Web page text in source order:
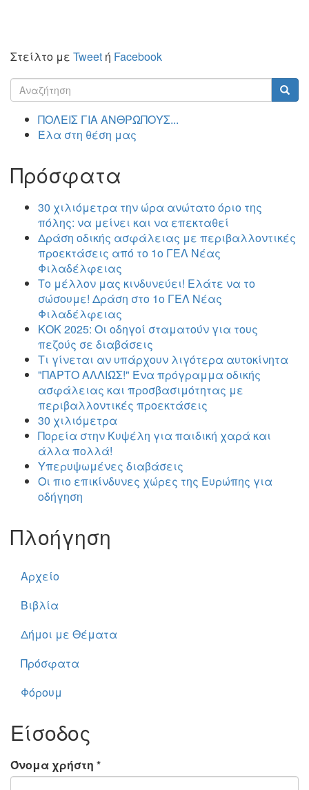
Στείλτο με Tweet ή Facebook
Φόρμα
αναζήτησης
ΠΟΛΕΙΣ ΓΙΑ ΑΝΘΡΩΠΟΥΣ...
Έλα στη θέση μας
Πρόσφατα
30 χιλιόμετρα την ώρα ανώτατο όριο της
πόλης: να μείνει και να επεκταθεί
Δράση οδικής ασφάλειας με περιβαλλοντικές
προεκτάσεις από το 1ο ΓΕΛ Νέας
Φιλαδέλφειας
Το μέλλον μας κινδυνεύει! Ελάτε να το
σώσουμε! Δράση στο 1ο ΓΕΛ Νέας
Φιλαδέλφειας
ΚΟΚ 2025: Οι οδηγοί σταματούν για τους
πεζούς σε διαβάσεις
Τι γίνεται αν υπάρχουν λιγότερα αυτοκίνητα
"ΠΑΡΤΟ ΑΛΛΙΏΣ!" Ένα πρόγραμμα οδικής
ασφάλειας και προσβασιμότητας με
περιβαλλοντικές προεκτάσεις
30 χιλιόμετρα
Πορεία στην Κυψέλη για παιδική χαρά και
άλλα πολλά!
Υπερυψωμένες διαβάσεις
Οι πιο επικίνδυνες χώρες της Ευρώπης για
οδήγηση
Πλοήγηση
Αρχείο
Βιβλία
Δήμοι με Θέματα
Πρόσφατα
Φόρουμ
Είσοδος
Όνομα χρήστη *